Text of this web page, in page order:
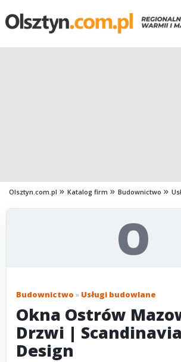
Olsztyn.com.pl Katalog firm Budownictwo
O
Budownictwo » Usługi budowlane
Okna Ostrów
Drzwi |
Design